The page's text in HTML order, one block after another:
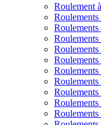
Roulement
Roulements
Roulements
Roulements